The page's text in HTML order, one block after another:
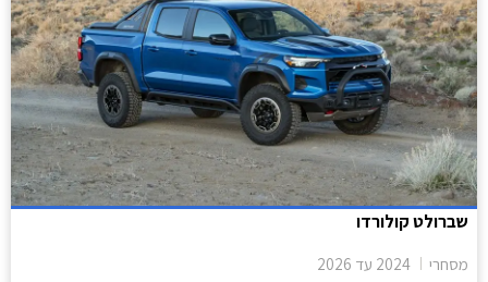
שברולט קולורדו
מסחרי 2024 עד 2026